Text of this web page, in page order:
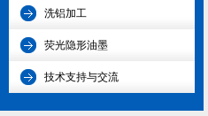
洗铝加工
荧光隐形油墨
技术支持与交流